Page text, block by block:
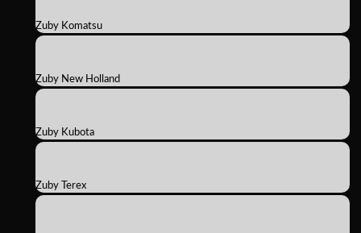
Zuby Komatsu
Zuby New Holland
Zuby Kubota
Zuby Terex